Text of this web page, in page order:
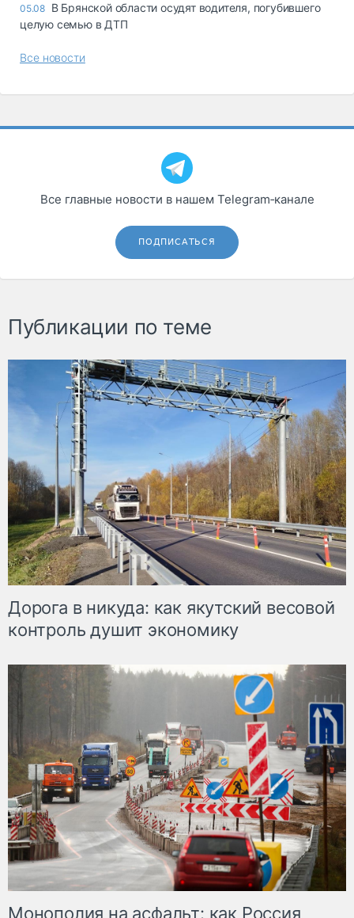
05.08 В Брянской области осудят водителя, погубившего
целую семью в ДТП
Все новости
Все главные новости в нашем Telegram‑канале
ПОДПИСАТЬСЯ
Публикации по теме
Дорога в никуда: как якутский весовой
контроль душит экономику
Монополия на асфальт: как Россия